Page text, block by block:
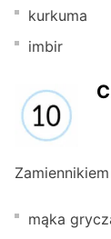
kurkuma
imbir
mąka